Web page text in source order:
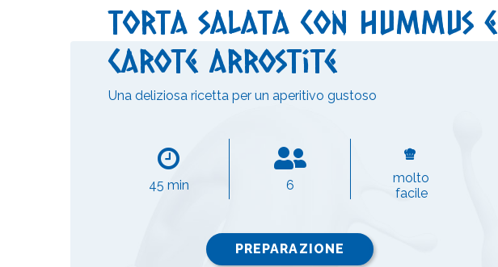
Torta salata con hummus e
carote arrostite
Una deliziosa ricetta per un aperitivo gustoso
45 min 6
molto
facile
PREPARAZIONE